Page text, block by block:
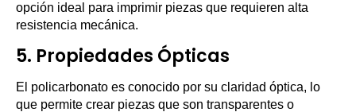
opción ideal para imprimir piezas que requieren alta
resistencia mecánica.
5. Propiedades Ópticas
El policarbonato es conocido por su claridad óptica, lo
que permite crear piezas que son transparentes o